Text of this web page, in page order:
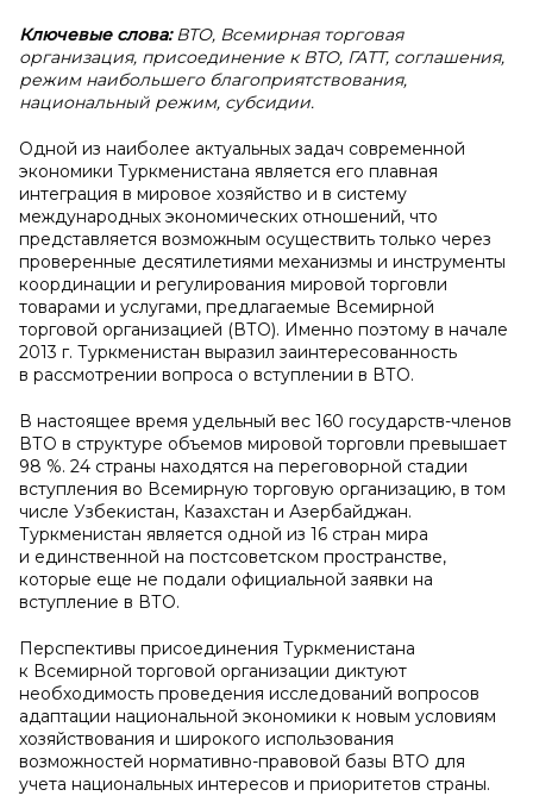
Ключевые слова: ВТО, Всемирная торговая
организация, присоединение к ВТО, ГАТТ, соглашения,
режим наибольшего благоприятствования,
национальный режим, субсидии.
Одной из наиболее актуальных задач современной
экономики Туркменистана является его плавная
интеграция в мировое хозяйство и в систему
международных экономических отношений, что
представляется возможным осуществить только через
проверенные десятилетиями механизмы и инструменты
координации и регулирования мировой торговли
товарами и услугами, предлагаемые Всемирной
торговой организацией (ВТО). Именно поэтому в начале
2013 г. Туркменистан выразил заинтересованность
в рассмотрении вопроса о вступлении в ВТО.
В настоящее время удельный вес 160 государств-членов
ВТО в структуре объемов мировой торговли превышает
98 %. 24 страны находятся на переговорной стадии
вступления во Всемирную торговую организацию, в том
числе Узбекистан, Казахстан и Азербайджан.
Туркменистан является одной из 16 стран мира
и единственной на постсоветском пространстве,
которые еще не подали официальной заявки на
вступление в ВТО.
Перспективы присоединения Туркменистана
к Всемирной торговой организации диктуют
необходимость проведения исследований вопросов
адаптации национальной экономики к новым условиям
хозяйствования и широкого использования
возможностей нормативно-правовой базы ВТО для
учета национальных интересов и приоритетов страны.